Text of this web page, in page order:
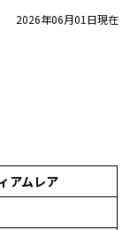
2026年06月01日現在
アムレア